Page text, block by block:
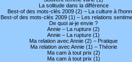
La solitude dans la différence
Best-of des mots-clés 2009 (2) – La culture à
Best-of des mots-clés 2009 (1) – Les relations
De quoi ai-je envie ?
Annie – La rupture (2)
Annie – La rupture (1)
Ma relation avec Annie (2) – Pratique
Ma relation avec Annie (1) – Théorie
Ma cam à tout prix (2)
Ma cam à tout prix (1)